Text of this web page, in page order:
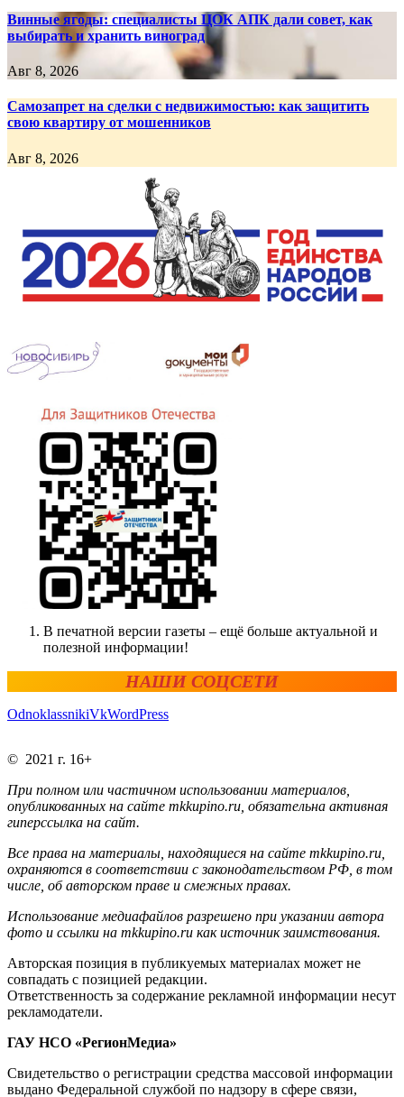
Винные ягоды: специалисты ЦОК АПК дали совет, как
выбирать и хранить виноград
Авг 8, 2026
Самозапрет на сделки с недвижимостью: как защитить
свою квартиру от мошенников
Авг 8, 2026
В печатной версии газеты – ещё больше актуальной и
полезной информации!
НАШИ СОЦСЕТИ
OdnoklassnikiVkWordPress
© 2021 г. 16+
При полном или частичном использовании материалов,
опубликованных на сайте mkkupino.ru, обязательна активная
гиперссылка на сайт.
Все права на материалы, находящиеся на сайте mkkupino.ru,
охраняются в соответствии с законодательством РФ, в том
числе, об авторском праве и смежных правах.
Использование медиафайлов разрешено при указании автора
фото и ссылки на mkkupino.ru как источник заимствования.
Авторская позиция в публикуемых материалах может не
совпадать с позицией редакции.
Ответственность за содержание рекламной информации несут
рекламодатели.
ГАУ НСО «РегионМедиа»
Свидетельство о регистрации средства массовой информации
выдано Федеральной службой по надзору в сфере связи,